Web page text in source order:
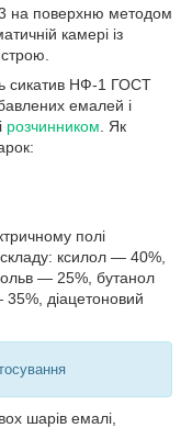
на поверхню методом
камері із
сикатив НФ-1 ГОСТ
емалей і
розчинником . Як
полі
складу: ксилол — 40%,
— 25%, бутанол
діацетоновий
шарів емалі,